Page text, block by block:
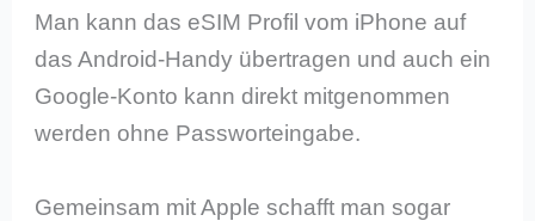
Man kann das eSIM Profil vom iPhone auf
das Android-Handy übertragen und auch ein
Google-Konto kann direkt mitgenommen
werden ohne Passworteingabe.
Gemeinsam mit Apple schafft man sogar